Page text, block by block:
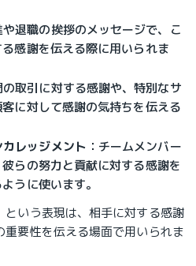
や退職の挨拶のメッセージで、こ
感謝を伝える際に用いられま
の取引に対する感謝や、特別なサ
に対して感謝の気持ちを伝える
レッジメント ： チームメンバー
らの努力と貢献に対する感謝を
うに使います。
という表現は、相手に対する感謝
要性を伝える場面で用いられま